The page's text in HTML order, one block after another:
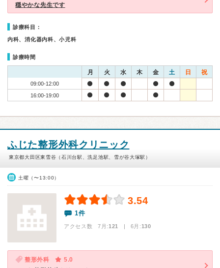
穏やかな先生です
診療科目：
内科、消化器内科、小児科
診療時間
月 火 水 木 金 土 日 祝
09:00-12:00
16:00-19:00
ふじた整形外科クリニック
東京都大田区東雪谷（石川台駅、洗足池駅、雪が谷大塚駅）
土曜（〜13:00）
3.54
1件
アクセス数 7月:121 | 6月:130
整形外科
5.0